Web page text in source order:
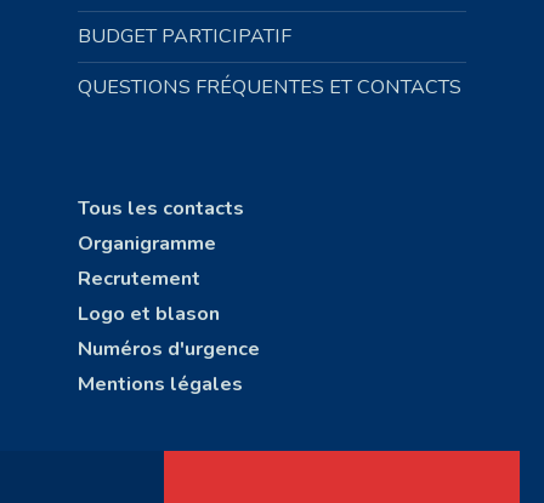
BUDGET PARTICIPATIF
QUESTIONS FRÉQUENTES ET CONTACTS
Tous les contacts
Organigramme
Recrutement
Logo et blason
Numéros d'urgence
Mentions légales